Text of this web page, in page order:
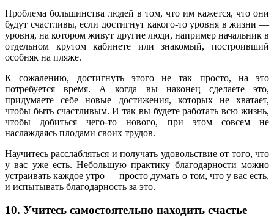
Проблема большинства людей в том, что им кажется, что они
будут счастливы, если достигнут какого-то уровня в жизни —
уровня, на котором живут другие люди, например начальник в
отдельном крутом кабинете или знакомый, построивший
особняк на пляже.
К сожалению, достигнуть этого не так просто, на это
потребуется время. А когда вы наконец сделаете это,
придумаете себе новые достижения, которых не хватает,
чтобы быть счастливым. И так вы будете работать всю жизнь,
чтобы добиться чего-то нового, при этом совсем не
наслаждаясь плодами своих трудов.
Научитесь расслабляться и получать удовольствие от того, что
у вас уже есть. Небольшую практику благодарности можно
устраивать каждое утро — просто думать о том, что у вас есть,
и испытывать благодарность за это.
10. Учитесь самостоятельно находить счастье